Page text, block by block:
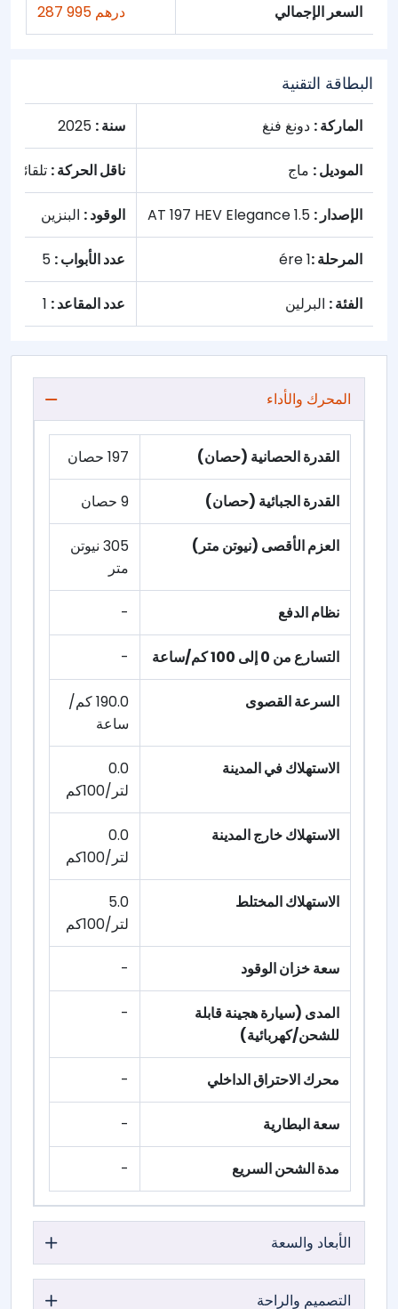
السعر الإجمالي 287 995 درهم
البطاقة التقنية
الماركة : دونغ فنغ سنة :
الموديل : ماج ناقل الحركة : تلقائي
الإصدار : الوقود : البنزين
المرحلة :1 ére عدد الأبواب :
الفئة : البرلين عدد المقاعد :
المحرك والأداء
القدرة الحصانية (حصان) 197 حصان
القدرة الجبائية (حصان) 9 حصان
العزم الأقصى (نيوتن متر)
305 نيوتن
متر
نظام الدفع -
التسارع من 0 إلى 100 كم/ساعة -
السرعة القصوى
190.0 كم/
ساعة
الاستهلاك في المدينة
0.0
لتر/100كم
الاستهلاك خارج المدينة
0.0
لتر/100كم
الاستهلاك المختلط
5.0
لتر/100كم
سعة خزان الوقود -
المدى (سيارة هجينة قابلة
للشحن/كهربائية)
-
محرك الاحتراق الداخلي -
سعة البطارية -
مدة الشحن السريع -
الأبعاد والسعة
التصميم والراحة